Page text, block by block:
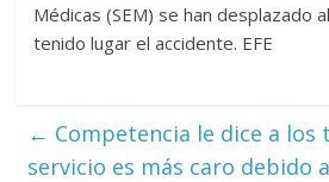
Médicas (SEM) se han desplazado
tenido lugar el accidente. EFE
← Competencia le dice a los
servicio es más caro debido